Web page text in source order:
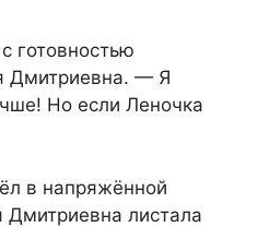
готовностью
Дмитриевна. — Я
Но если Леночка
в напряжённой
Дмитриевна листала